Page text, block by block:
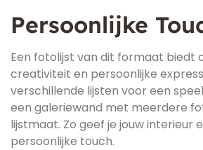
Persoonlijke
Een fotolijst van dit formaat biedt
creativiteit en persoonlijke
verschillende lijsten voor een
een galeriewand met meerdere
lijstmaat. Zo geef je jouw interieur
persoonlijke touch.